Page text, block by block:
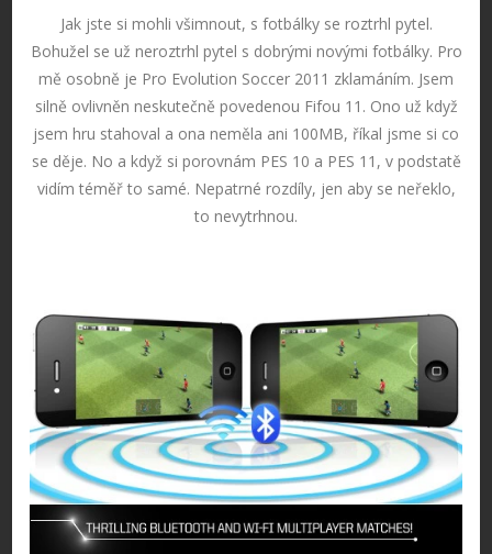
Jak jste si mohli všimnout, s fotbálky se roztrhl pytel.
Bohužel se už neroztrhl pytel s dobrými novými fotbálky. Pro
mě osobně je Pro Evolution Soccer 2011 zklamáním. Jsem
silně ovlivněn neskutečně povedenou Fifou 11. Ono už když
jsem hru stahoval a ona neměla ani 100MB, říkal jsme si co
se děje. No a když si porovnám PES 10 a PES 11, v podstatě
vidím téměř to samé. Nepatrné rozdíly, jen aby se neřeklo,
to nevytrhnou.